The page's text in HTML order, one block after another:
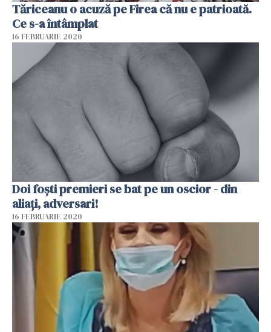
Tăriceanu o acuză pe Firea că nu e patrioată.
Ce s-a întâmplat
16 FEBRUARIE 2020
Doi foști premieri se bat pe un oscior - din
aliați, adversari!
16 FEBRUARIE 2020